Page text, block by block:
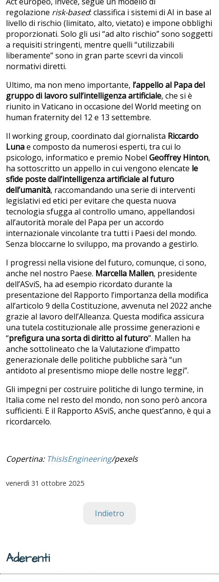
regolazione risk-based: classifica i sistemi di AI in base al
livello di rischio (limitato, alto, vietato) e impone obblighi
proporzionati. Solo gli usi “ad alto rischio” sono soggetti
a requisiti stringenti, mentre quelli “utilizzabili
liberamente” sono in gran parte scevri da vincoli
normativi diretti.
Ultimo, ma non meno importante, l’appello al Papa del
gruppo di lavoro sull’intelligenza artificiale, che si è
riunito in Vaticano in occasione del World meeting on
human fraternity del 12 e 13 settembre.
Il working group, coordinato dal giornalista Riccardo
Lunae composto da numerosi esperti, tra cui lo
psicologo, informatico e premio Nobel Geoffrey Hinton,
ha sottoscritto un appello in cui vengono elencate le
sfide poste dall’intelligenza artificiale al futuro
dell’umanità, raccomandando una serie di interventi
legislativi ed etici per evitare che questa nuova
tecnologia sfugga al controllo umano, appellandosi
all’autorità morale del Papa per un accordo
internazionale vincolante tra tutti i Paesi del mondo.
Senza bloccarne lo sviluppo, ma provando a gestirlo.
I progressi nella visione del futuro, comunque, ci sono,
anche nel nostro Paese. Marcella Mallen, presidente
dell’ASviS, ha ad esempio ricordato durante la
presentazione del Rapporto l’importanza della modifica
all’articolo 9 della Costituzione, avvenuta nel 2022 anche
grazie al lavoro dell’Alleanza. Questa modifica assicura
una tutela costituzionale alle prossime generazioni e
“prefigura una sorta di diritto al futuro”. Mallen ha
anche sottolineato che la Valutazione d’impatto
generazionale delle politiche pubbliche sarà “un
antidoto al presentismo miope delle nostre leggi”.
Gli impegni per costruire politiche di lungo termine, in
Italia come nel resto del mondo, non sono però ancora
sufficienti. E il Rapporto ASviS, anche quest’anno, è qui a
ricordarcelo.
Copertina: ThisIsEngineering/pexels
venerdì 31 ottobre 2025
Indietro
Aderenti